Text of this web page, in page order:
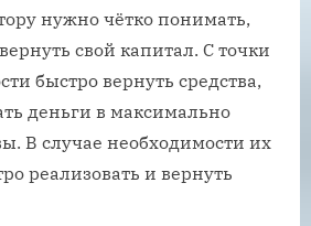
нужно чётко понимать,
свой капитал. С точки
быстро вернуть средства,
деньги в максимально
В случае необходимости их
реализовать и вернуть